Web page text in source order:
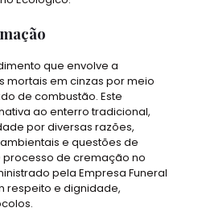
que envolve a
mortais em cinzas por meio
de combustão. Este
ao enterro tradicional,
por diversas razões,
e questões de
de cremação no
pela Empresa Funeral
respeito e dignidade,